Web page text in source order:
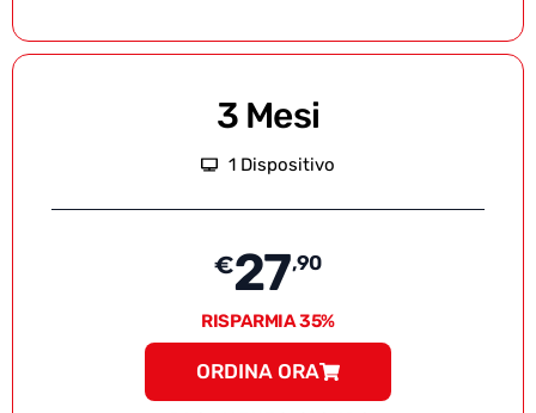
3 Mesi
1 Dispositivo
€27,90
RISPARMIA 35%
ORDINA ORA